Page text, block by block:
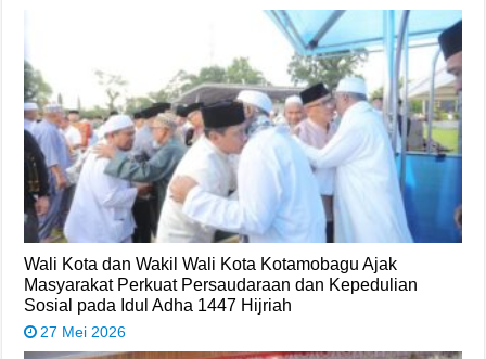
Wali Kota dan Wakil Wali Kota Kotamobagu Ajak
Masyarakat Perkuat Persaudaraan dan Kepedulian
Sosial pada Idul Adha 1447 Hijriah
27 Mei 2026